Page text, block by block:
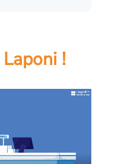
Laponi !